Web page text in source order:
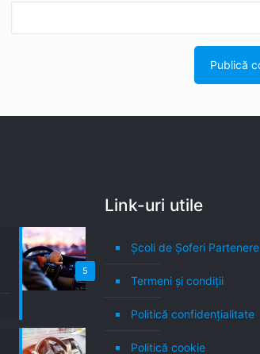
5
Link-uri utile
Școli de Șoferi Partenere
Termeni şi condiţii
Politică confidenţialitate
Politică cookie